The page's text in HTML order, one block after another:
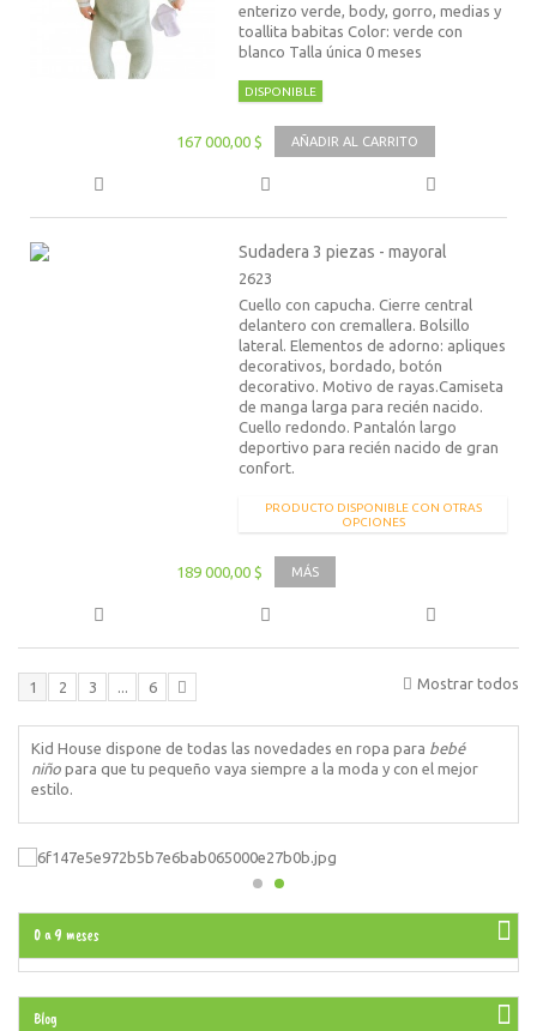
enterizo verde, body, gorro, medias y
toallita babitas Color: verde con
blanco Talla única 0 meses
DISPONIBLE
167 000,00 $ AÑADIR AL CARRITO
Sudadera 3 piezas - mayoral
2623
Cuello con capucha. Cierre central
delantero con cremallera. Bolsillo
lateral. Elementos de adorno: apliques
decorativos, bordado, botón
decorativo. Motivo de rayas.Camiseta
de manga larga para recién nacido.
Cuello redondo. Pantalón largo
deportivo para recién nacido de gran
confort.
PRODUCTO DISPONIBLE CON OTRAS
OPCIONES
189 000,00 $ MÁS
Mostrar todos
1 2 3 6
Kid House dispone de todas las novedades en ropa para bebé
niño para que tu pequeño vaya siempre a la moda y con el mejor
estilo.
0 a 9 meses
Blog